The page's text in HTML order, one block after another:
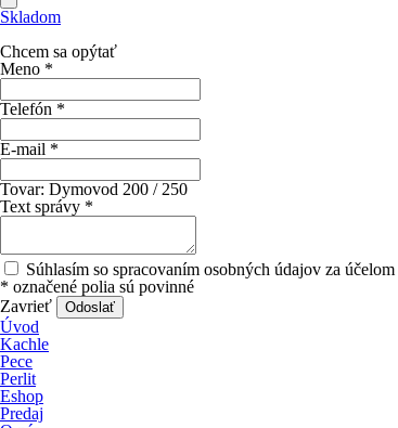
Skladom
Chcem sa opýtať
Meno *
Telefón *
E-mail *
Tovar: Dymovod 200 / 250
Text správy *
Súhlasím so spracovaním osobných údajov za
* označené polia sú povinné
Zavrieť
Odoslať
Úvod
Kachle
Pece
Perlit
Eshop
Predaj